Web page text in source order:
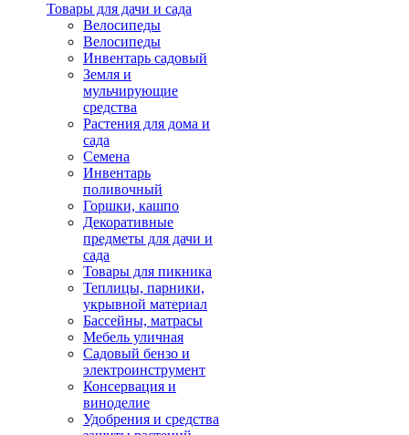
Товары для дачи и сада
Велосипеды
Велосипеды
Инвентарь садовый
Земля и
мульчирующие
средства
Растения для дома и
сада
Семена
Инвентарь
поливочный
Горшки, кашпо
Декоративные
предметы для дачи и
сада
Товары для пикника
Теплицы, парники,
укрывной материал
Бассейны, матрасы
Мебель уличная
Садовый бензо и
электроинструмент
Консервация и
виноделие
Удобрения и средства